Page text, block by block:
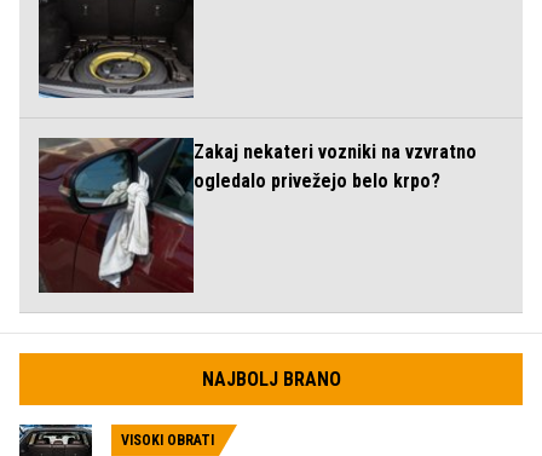
Zakaj nekateri vozniki na vzvratno
ogledalo privežejo belo krpo?
NAJBOLJ BRANO
VISOKI OBRATI